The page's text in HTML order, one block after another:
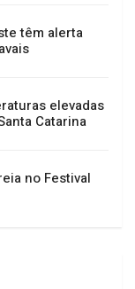
atrai mais de
turismo e
têm alerta
elevadas
Catarina